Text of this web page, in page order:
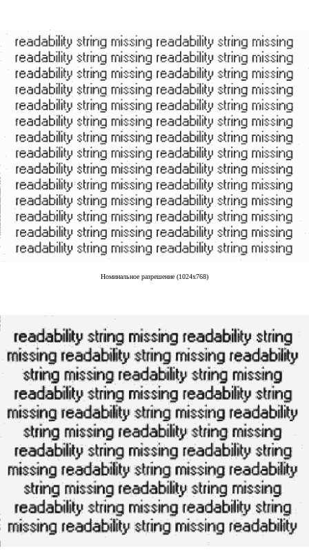
Номинальное разрешение (1024x768)